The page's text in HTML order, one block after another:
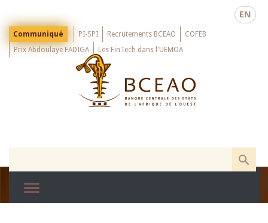
main
EN
Menu
Top
Communiqué PI-SPI Recrutements BCEAO
COFEB
Prix Abdoulaye FADIGA
Les FinTech dans l'UEMOA